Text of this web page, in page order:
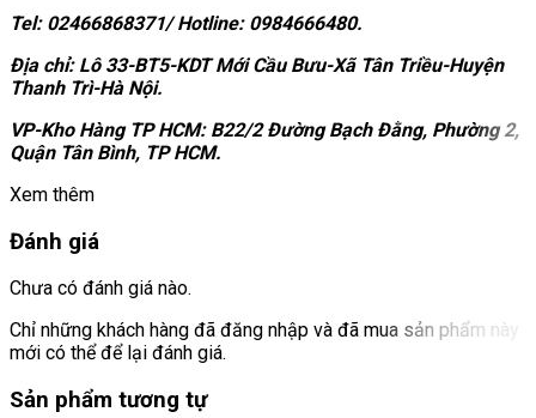
Tel: 02466868371/ Hotline: 0984666480.
Địa chỉ: Lô 33-BT5-KDT Mới Cầu Bưu-Xã Tân Triều-Huyện
Thanh Trì-Hà Nội.
VP-Kho Hàng TP HCM: B22/2 Đường Bạch Đằng, Phường 2,
Quận Tân Bình, TP HCM.
Xem thêm
Đánh giá
Chưa có đánh giá nào.
Chỉ những khách hàng đã đăng nhập và đã mua sản phẩm này
mới có thể để lại đánh giá.
Sản phẩm tương tự